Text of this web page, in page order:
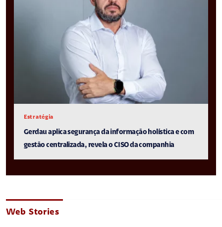
Estratégia
Gerdau aplica segurança da informação holística e com
gestão centralizada, revela o CISO da companhia
Web Stories